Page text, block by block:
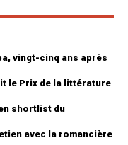
vingt-cinq ans après
le Prix de la littérature
shortlist du
avec la romancière